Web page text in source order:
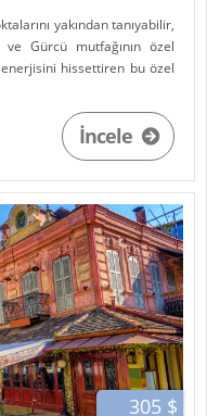
yakından tanıyabilir,
Gürcü mutfağının özel
enerjisini hissettiren bu özel
İncele
305 $